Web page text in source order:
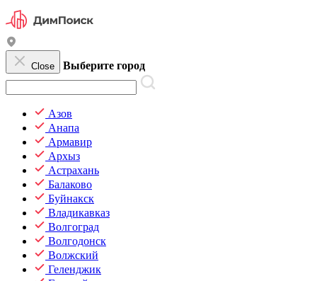
Close Выберите город
Азов
Анапа
Армавир
Архыз
Астрахань
Балаково
Буйнакск
Владикавказ
Волгоград
Волгодонск
Волжский
Геленджик